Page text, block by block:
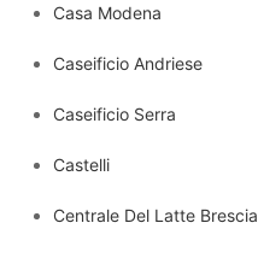
Casa Modena
Caseificio Andriese
Caseificio Serra
Castelli
Centrale Del Latte Brescia